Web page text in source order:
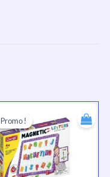
Promo !
Promo !
initial
était :
TND
53.000.
prix
actuel